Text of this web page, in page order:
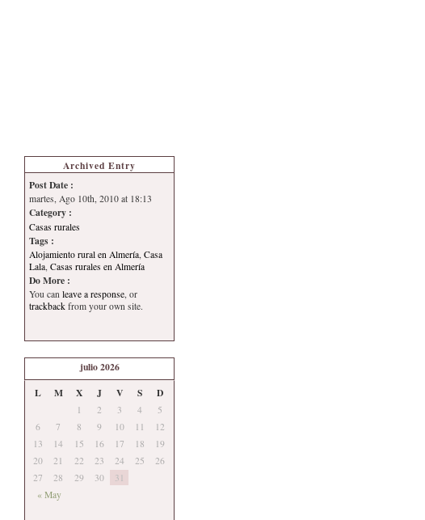
Archived Entry
Post Date :
martes, Ago 10th, 2010 at 18:13
Category :
Casas rurales
Tags :
Alojamiento rural en Almería Casa
Lala Casas rurales en Almería
Do More :
You can leave a response, or
trackback from your own site.
julio 2026
L
M X J V S D
« May
1 2 3 4
5
6
7 8 9 10 11
12
13
14 15 16 17 18
19
20
21 22 23 24 25
26
27
28 29 30 31